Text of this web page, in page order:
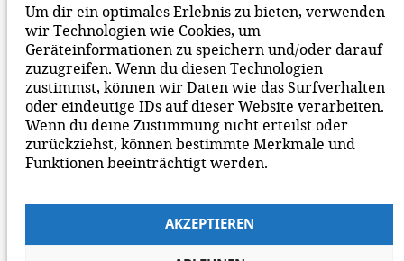
Um dir ein optimales Erlebnis zu bieten, verwenden
wir Technologien wie Cookies, um
Geräteinformationen zu speichern und/oder darauf
zuzugreifen. Wenn du diesen Technologien
zustimmst, können wir Daten wie das Surfverhalten
oder eindeutige IDs auf dieser Website verarbeiten.
Wenn du deine Zustimmung nicht erteilst oder
zurückziehst, können bestimmte Merkmale und
Funktionen beeinträchtigt werden.
AKZEPTIEREN
MITEINANDER AUF UNSERER SEITE.